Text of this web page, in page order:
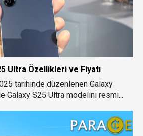
Ultra Özellikleri ve Fiyatı
tarihinde düzenlenen Galaxy
Galaxy S25 Ultra modelini resmi...